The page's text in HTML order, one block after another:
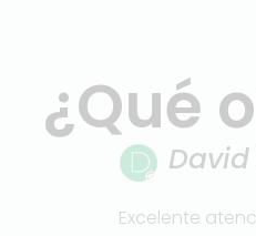
¿Qué
Quede muy